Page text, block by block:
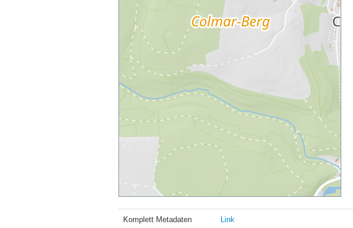
Komplett Metadaten Link